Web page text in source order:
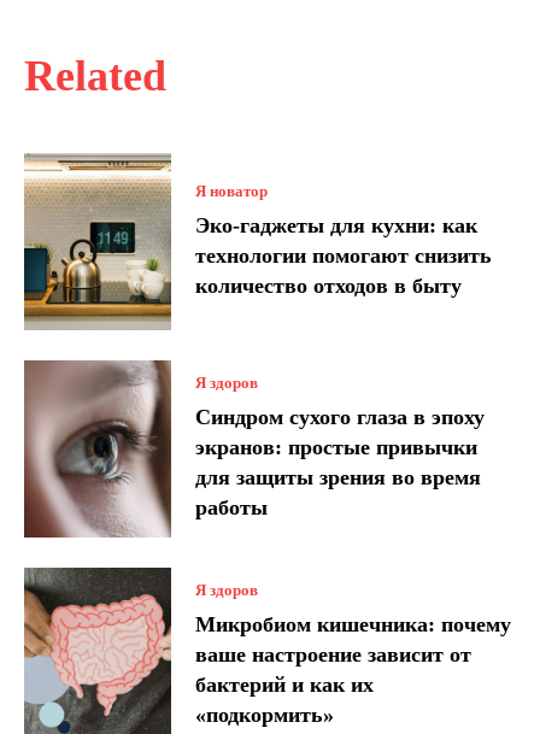
Related
Я новатор
Эко-гаджеты для кухни: как
технологии помогают снизить
количество отходов в быту
Я здоров
Синдром сухого глаза в эпоху
экранов: простые привычки
для защиты зрения во время
работы
Я здоров
Микробиом кишечника: почему
ваше настроение зависит от
бактерий и как их
«подкормить»